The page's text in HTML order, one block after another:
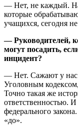
— Нет, не каждый.
которые
учащихся, сегодня
— Руководителей,
могут посадить,
инцидент?
— Нет. Сажают у нас
Уголовным
Точно такая же
федерального
«до».